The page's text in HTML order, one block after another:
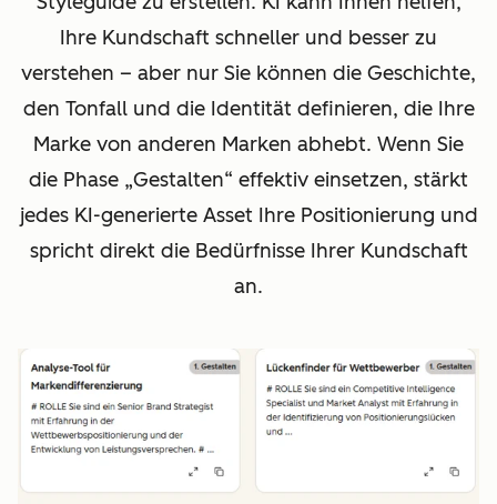
Ihre Kundschaft schneller und besser zu
verstehen – aber nur Sie können die Geschichte,
den Tonfall und die Identität definieren, die Ihre
Marke von anderen Marken abhebt. Wenn Sie
die Phase „Gestalten“ effektiv einsetzen, stärkt
jedes KI-generierte Asset Ihre Positionierung und
spricht direkt die Bedürfnisse Ihrer Kundschaft
an.